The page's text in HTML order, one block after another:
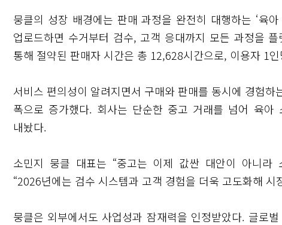
뭉클의 성장 배경에는 판매 과정을 완전히 대행하는 ‘육
업로드하면 수거부터 검수, 고객 응대까지 모든 과정을
통해 절약된 판매자 시간은 총 12,628시간으로, 이용자 1
서비스 편의성이 알려지면서 구매와 판매를 동시에 경험
폭으로 증가했다. 회사는 단순한 중고 거래를 넘어 육
내놨다.
소민지 뭉클 대표는 “중고는 이제 값싼 대안이 아니라
“2026년에는 검수 시스템과 고객 경험을 더욱 고도화해 시
뭉클은 외부에서도 사업성과 잠재력을 인정받았다. 글로